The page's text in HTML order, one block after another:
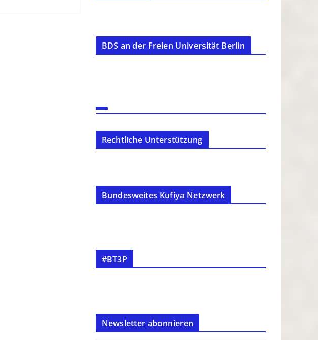
BDS an der Freien Universität Berlin
Rechtliche Unterstützung
Bundesweites Kufiya Netzwerk
#BT3P
Newsletter abonnieren